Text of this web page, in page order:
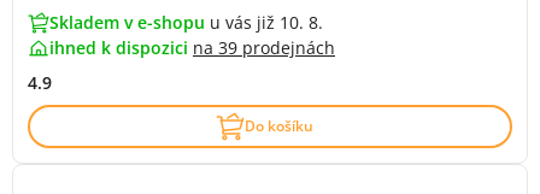
Skladem v e-shopu u vás již 10. 8.
ihned k dispozici na 39 prodejnách
4.9
Do košíku